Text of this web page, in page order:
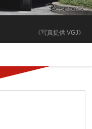
《写真提供 VGJ》